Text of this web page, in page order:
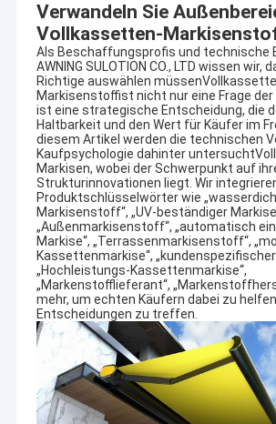
Verwandeln Sie
Vollkassetten-
Als Beschaffungsprofis und technische
AWNING SULOTION CO., LTD wissen wir,
Richtige auswählen müssen
Markisenstoffist nicht nur eine Frage
ist eine strategische Entscheidung, die
Haltbarkeit und den Wert für Käufer im
diesem Artikel werden die technischen
Kaufpsychologie dahinter untersucht
Markisen, wobei der Schwerpunkt auf
Strukturinnovationen liegt. Wir
Produktschlüsselwörter wie
Markisenstoff“, „UV-beständiger
„Außenmarkisenstoff“, „automatisch
Markise“, „Terrassenmarkisenstoff“,
Kassettenmarkise“,
„Hochleistungs-Kassettenmarkise“,
„Markenstofflieferant“,
mehr, um echten Käufern dabei zu
Entscheidungen zu treffen.